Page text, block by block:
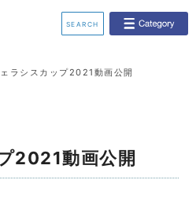
SEARCH
イベント情報
釣果情報
ラシスカップ2021動画公開
2021動画公開